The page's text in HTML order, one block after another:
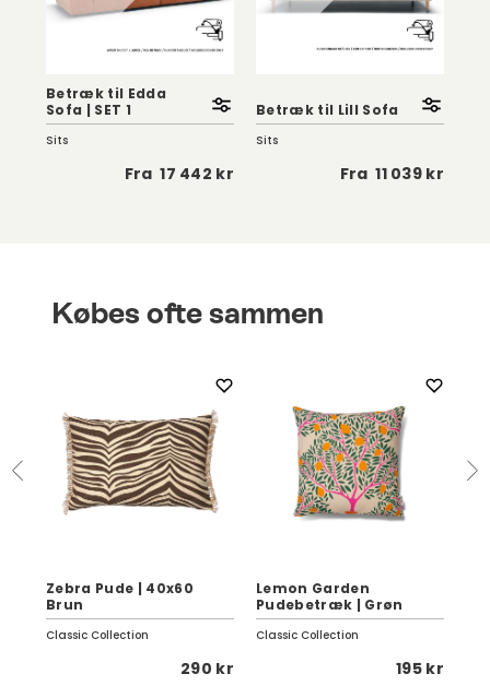
Betræk til Edda
Sofa | SET 1
Sits
Fra 17 442 kr
Betræk til Lill Sofa
Sits
Fra 11 039 kr
Købes ofte sammen
Zebra Pude | 40x60
Brun
Classic Collection
290 kr
Lemon Garden
Pudebetræk | Grøn
Classic Collection
195 kr